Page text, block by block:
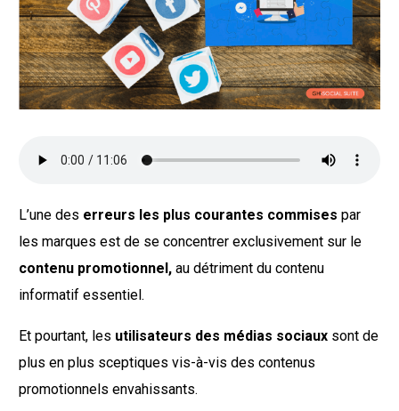
L’une des erreurs les plus courantes commises par
les marques est de se concentrer exclusivement sur le
contenu promotionnel, au détriment du contenu
informatif essentiel.
Et pourtant, les utilisateurs des médias sociaux sont de
plus en plus sceptiques vis-à-vis des contenus
promotionnels envahissants.